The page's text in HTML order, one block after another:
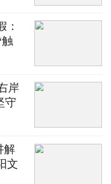
：
岸
守
解
文